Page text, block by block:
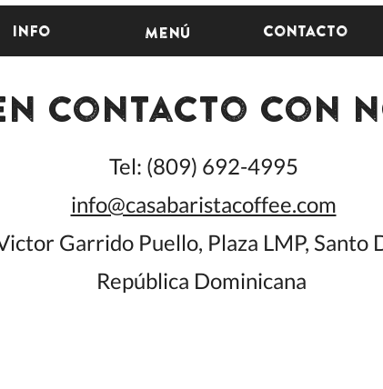
Info Menú Contacto
contacto con
Tel: (809) 692-4995
info@casabaristacoffee.com
Garrido Puello, Plaza LMP, Santo
República Dominicana